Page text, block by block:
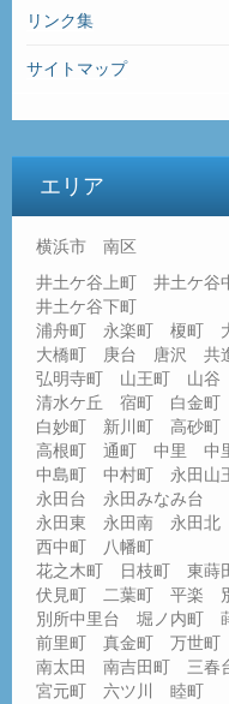
リンク集
サイトマップ
エリア
横浜市 南区
井土ケ谷上町 井土ケ谷
井土ケ谷下町
浦舟町 永楽町 榎町
大橋町 庚台 唐沢 共
弘明寺町 山王町 山谷
清水ケ丘 宿町 白金町
白妙町 新川町 高砂町
高根町 通町 中里 中
中島町 中村町 永田山
永田台 永田みなみ台
永田東 永田南 永田北
西中町 八幡町
花之木町 日枝町 東蒔
伏見町 二葉町 平楽
別所中里台 堀ノ内町
前里町 真金町 万世町
南太田 南吉田町 三春
宮元町 六ツ川 睦町